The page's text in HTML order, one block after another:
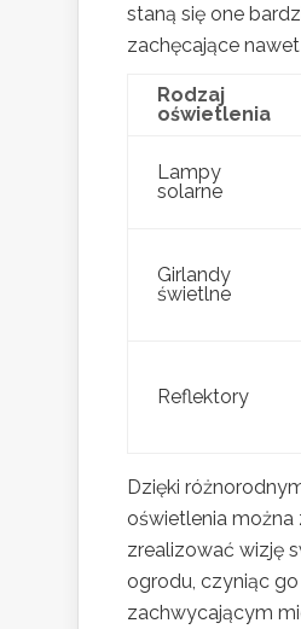
staną się one
zachęcające
Rodzaj
oświetlenia
Lampy
solarne
Girlandy
świetlne
Reflektory
Dzięki
oświetlenia można
zrealizować wizję
ogrodu, czyniąc go
zachwycającym